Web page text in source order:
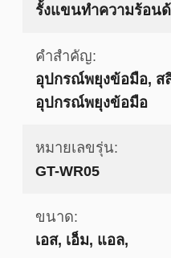
รั้งแขนทำความร้อน
คำสำคัญ:
อุปกรณ์พยุงข้อมือ, ส
อุปกรณ์พยุงข้อมือ
หมายเลขรุ่น:
GT-WR05
ขนาด:
เอส, เอ็ม, แอล,